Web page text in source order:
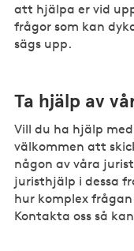
att hjälpa er vid
frågor som kan
sägs upp.
Ta hjälp av
Vill du ha hjälp
välkommen att
någon av våra
juristhjälp i dessa
hur komplex
Kontakta oss så